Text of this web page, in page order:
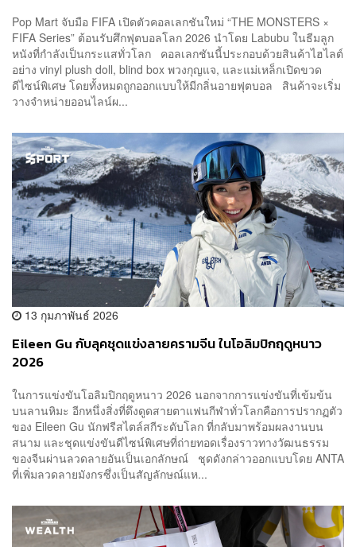
Pop Mart จับมือ FIFA เปิดตัวคอลเลกชันใหม่ “THE MONSTERS ×
FIFA Series” ต้อนรับศึกฟุตบอลโลก 2026 นำโดย Labubu ในธีมลูก
หนังที่กำลังเป็นกระแสทั่วโลก คอลเลกชันนี้ประกอบด้วยสินค้าไฮไลต์
อย่าง vinyl plush doll, blind box พวงกุญแจ, และแม่เหล็กเปิดขวด
ดีไซน์พิเศษ โดยทั้งหมดถูกออกแบบให้มีกลิ่นอายฟุตบอล สินค้าจะเริ่ม
วางจำหน่ายออนไลน์ผ...
13 กุมภาพันธ์ 2026
Eileen Gu กับลุคชุดแข่งลายครามจีน ในโอลิมปิกฤดูหนาว
2026
ในการแข่งขันโอลิมปิกฤดูหนาว 2026 นอกจากการแข่งขันที่เข้มข้น
บนลานหิมะ อีกหนึ่งสิ่งที่ดึงดูดสายตาแฟนกีฬาทั่วโลกคือการปรากฏตัว
ของ Eileen Gu นักฟรีสไตล์สกีระดับโลก ที่กลับมาพร้อมผลงานบน
สนาม และชุดแข่งขันดีไซน์พิเศษที่ถ่ายทอดเรื่องราวทางวัฒนธรรม
ของจีนผ่านลวดลายอันเป็นเอกลักษณ์ ชุดดังกล่าวออกแบบโดย ANTA
ที่เพิ่มลวดลายมังกรซึ่งเป็นสัญลักษณ์แห...